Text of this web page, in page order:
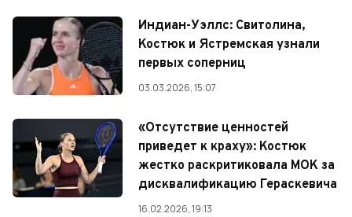
Индиан-Уэллс: Свитолина,
Костюк и Ястремская узнали
первых соперниц
03.03.2026, 15:07
«Отсутствие ценностей
приведет к краху»: Костюк
жестко раскритиковала МОК за
дисквалификацию Гераскевича
16.02.2026, 19:13